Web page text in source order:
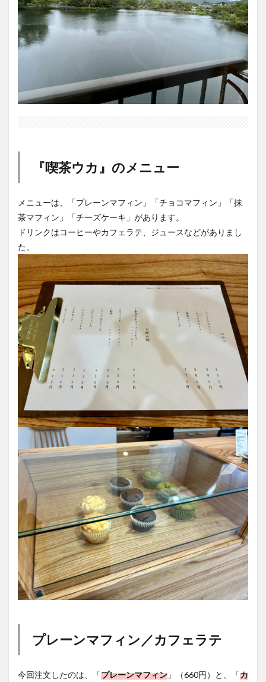
『喫茶ウカ』のメニュー
メニューは、「プレーンマフィン」「チョコマフィン」「抹
茶マフィン」「チーズケーキ」があります。
ドリンクはコーヒーやカフェラテ、ジュースなどがありまし
た。
プレーンマフィン／カフェラテ
今回注文したのは、「プレーンマフィン 」（660円）と、「カ